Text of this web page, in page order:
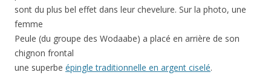
sont du plus bel effet dans leur chevelure. Sur la photo, une
femme
Peule (du groupe des Wodaabe) a placé en arrière de son
chignon frontal
une superbe épingle traditionnelle en argent ciselé.